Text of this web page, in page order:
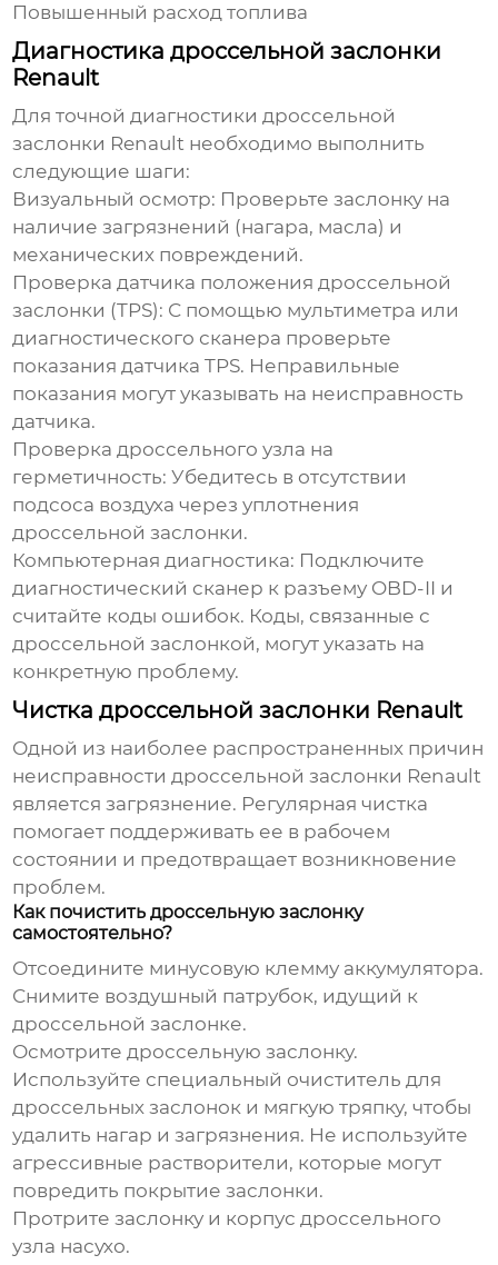
Повышенный расход топлива
Диагностика дроссельной заслонки
Renault
Для точной диагностикидроссельной
заслонки Renault необходимо выполнить
следующие шаги:
Визуальный осмотр: Проверьте заслонку на
наличие загрязнений (нагара, масла) и
механических повреждений.
Проверка датчика положения дроссельной
заслонки (TPS): С помощью мультиметра или
диагностического сканера проверьте
показания датчика TPS. Неправильные
показания могут указывать на неисправность
датчика.
Проверка дроссельного узла на
герметичность: Убедитесь в отсутствии
подсоса воздуха через уплотнения
дроссельной заслонки.
Компьютерная диагностика: Подключите
диагностический сканер к разъему OBD-II и
считайте коды ошибок. Коды, связанные с
дроссельной заслонкой, могут указать на
конкретную проблему.
Чистка дроссельной заслонки Renault
Одной из наиболее распространенных причин
неисправностидроссельной заслонки Renault
является загрязнение. Регулярная чистка
помогает поддерживать ее в рабочем
состоянии и предотвращает возникновение
проблем.
Как почистить дроссельную заслонку
самостоятельно?
Отсоедините минусовую клемму аккумулятора.
Снимите воздушный патрубок, идущий к
дроссельной заслонке.
Осмотрите дроссельную заслонку.
Используйте специальный очиститель для
дроссельных заслонок и мягкую тряпку, чтобы
удалить нагар и загрязнения. Не используйте
агрессивные растворители, которые могут
повредить покрытие заслонки.
Протрите заслонку и корпус дроссельного
узла насухо.